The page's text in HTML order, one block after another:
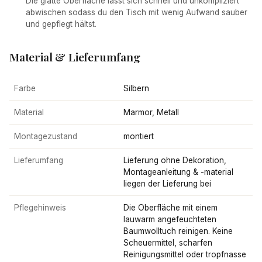
abwischen sodass du den Tisch mit wenig Aufwand sauber
und gepflegt hältst.
Material & Lieferumfang
Farbe Silbern
Material Marmor, Metall
Montagezustand montiert
Lieferumfang
Lieferung ohne Dekoration,
Montageanleitung & -material
liegen der Lieferung bei
Pflegehinweis
Die Oberfläche mit einem
lauwarm angefeuchteten
Baumwolltuch reinigen. Keine
Scheuermittel, scharfen
Reinigungsmittel oder tropfnasse